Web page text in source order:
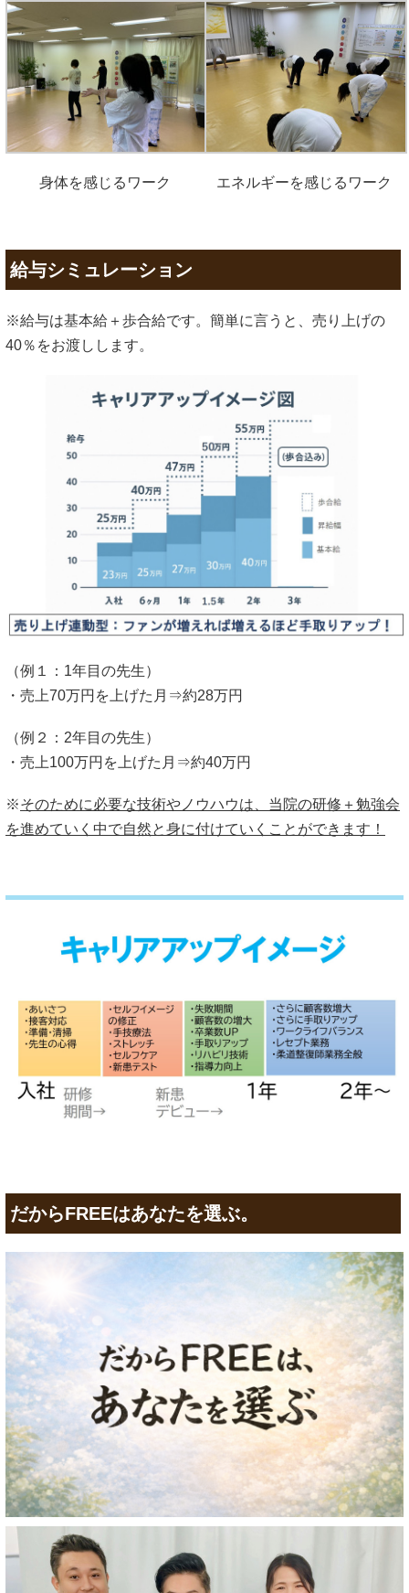
身体を感じるワーク エネルギーを感じるワーク
給与シミュレーション
※給与は基本給＋歩合給です。簡単に言うと、売り上げの
40％をお渡しします。
（例１：1年目の先生）
・売上70万円を上げた月⇒約28万円
（例２：2年目の先生）
・売上100万円を上げた月⇒約40万円
※そのために必要な技術やノウハウは、当院の研修＋勉強会
を進めていく中で自然と身に付けていくことができます！
だからFREEはあなたを選ぶ。